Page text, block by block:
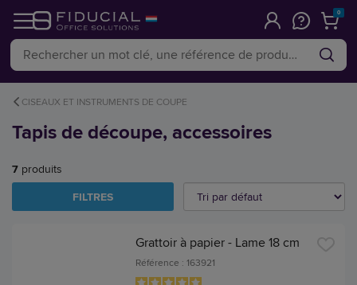
0
CISEAUX ET INSTRUMENTS DE COUPE
Tapis de découpe, accessoires
7 produits
FILTRES
Grattoir à papier - Lame 18 cm
Référence : 163921